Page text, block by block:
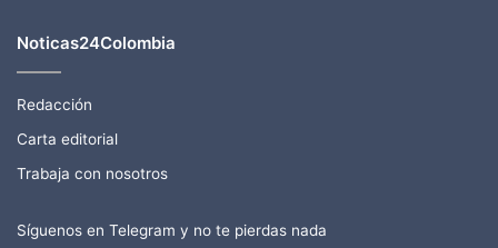
Noticas24Colombia
Redacción
Carta editorial
Trabaja con nosotros
Síguenos en Telegram y no te pierdas nada